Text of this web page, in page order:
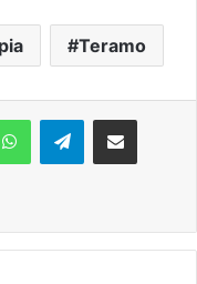
Teramo
Telegram